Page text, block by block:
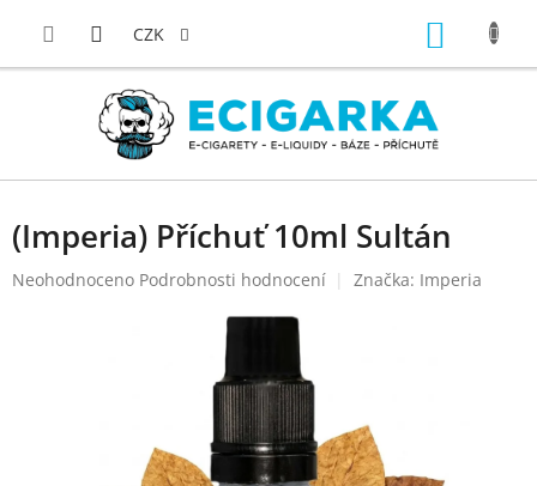
CZK
(Imperia) Příchuť 10ml Sultán
Průměrné
Neohodnoceno Podrobnosti hodnocení Značka: Imperia